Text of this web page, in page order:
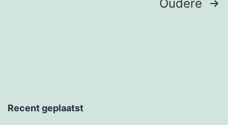
Oudere
Recent geplaatst